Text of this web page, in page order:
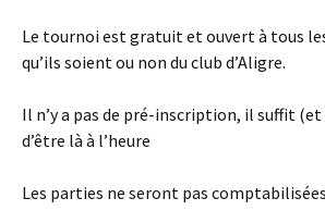
Le tournoi est gratuit et ouvert à tous
qu’ils soient ou non du club d’Aligre.
Il n’y a pas de pré-inscription, il suffit
d’être là à l’heure
Les parties ne seront pas